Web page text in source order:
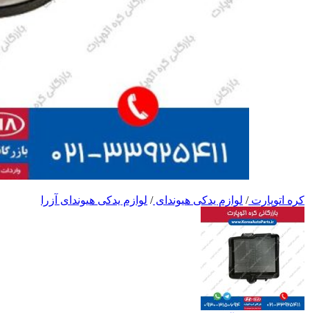
کره اتوپارت/ لوازم یدکی هیوندای/ لوازم یدکی هیوندای آزرا